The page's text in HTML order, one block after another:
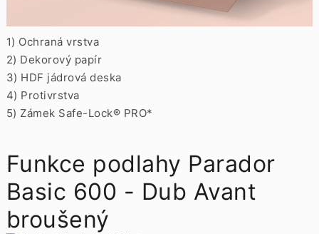
1) Ochraná vrstva
2) Dekorový papír
3) HDF jádrová deska
4) Protivrstva
5) Zámek Safe-Lock® PRO*
Funkce podlahy Parador
Basic 600 - Dub Avant
broušený